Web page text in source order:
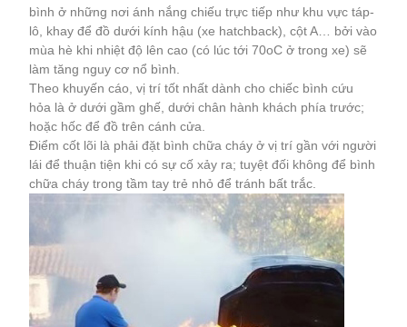
bình ở những nơi ánh nắng chiếu trực tiếp như khu vực táp-
lô, khay để đồ dưới kính hậu (xe hatchback), cột A… bởi vào
mùa hè khi nhiệt độ lên cao (có lúc tới 70oC ở trong xe) sẽ
làm tăng nguy cơ nổ bình.
Theo khuyến cáo, vị trí tốt nhất dành cho chiếc bình cứu
hỏa là ở dưới gầm ghế, dưới chân hành khách phía trước;
hoặc hốc để đồ trên cánh cửa.
Điểm cốt lõi là phải đặt bình chữa cháy ở vị trí gần với người
lái để thuận tiện khi có sự cố xảy ra; tuyệt đối không để bình
chữa cháy trong tầm tay trẻ nhỏ để tránh bất trắc.